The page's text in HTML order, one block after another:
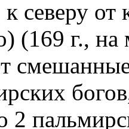
северу от
(169 г., на
2